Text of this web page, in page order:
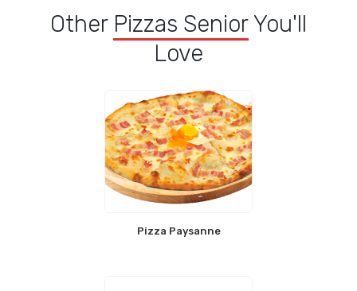
Other Pizzas Senior You'll
Love
Pizza Paysanne